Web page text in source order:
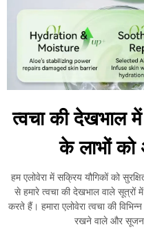
त्वचा की देखभाल
के लाभों
हम एलोवेरा में सक्रिय यौगिकों को
से हमारे त्वचा की देखभाल वाले सूत्रों
करते हैं। हमारा एलोवेरा त्वचा की
रखने वाले और सूजन-